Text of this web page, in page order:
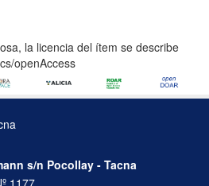
la licencia del ítem se describe
openAccess
s/n Pocollay - Tacna